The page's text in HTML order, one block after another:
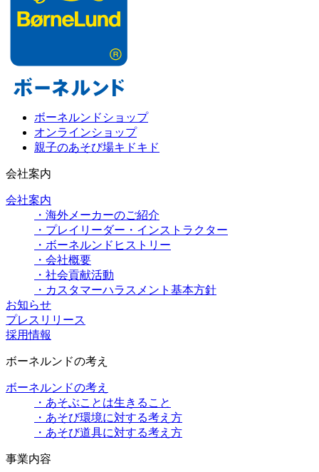
ボーネルンドショップ
オンラインショップ
親子のあそび場キドキド
会社案内
会社案内
・海外メーカーのご紹介
・プレイリーダー・インストラクター
・ボーネルンドヒストリー
・会社概要
・社会貢献活動
・カスタマーハラスメント基本方針
お知らせ
プレスリリース
採用情報
ボーネルンドの考え
ボーネルンドの考え
・あそぶことは生きること
・あそび環境に対する考え方
・あそび道具に対する考え方
事業内容